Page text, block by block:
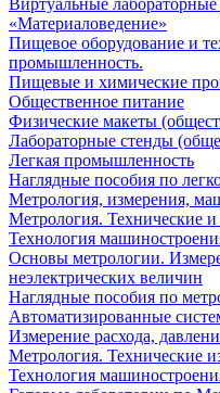
Виртуальные
«Материаловедение»
Пищевое оборудование и
промышленность.
Пищевые и химические
Общественное питание
Физические макеты
Лабораторные стенды
Легкая промышленность
Наглядные пособия по
Метрология, измерения,
Метрология. Технические и
Технология
Основы метрологии.
неэлектрических величин
Наглядные пособия по
Автоматизированные
Измерение расхода,
Метрология. Технические
Технология